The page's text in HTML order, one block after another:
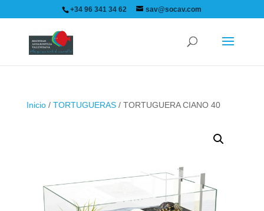
+34 96 341 34 62 sav@socav.com
Inicio/ TORTUGUERAS/ TORTUGUERA CIANO 40